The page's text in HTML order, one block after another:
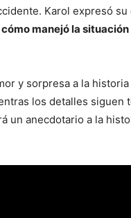
Karol expresó
manejó la
y sorpresa a la
los detalles siguen
un anecdotario a la